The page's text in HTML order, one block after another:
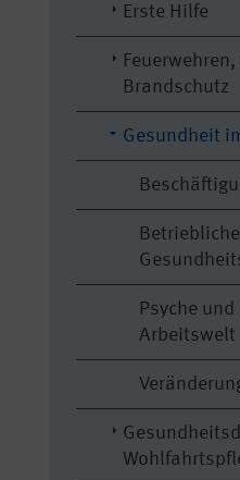
Erste Hilfe
Brandschutz
Gesundheit
Psyche
Arbeitswelt